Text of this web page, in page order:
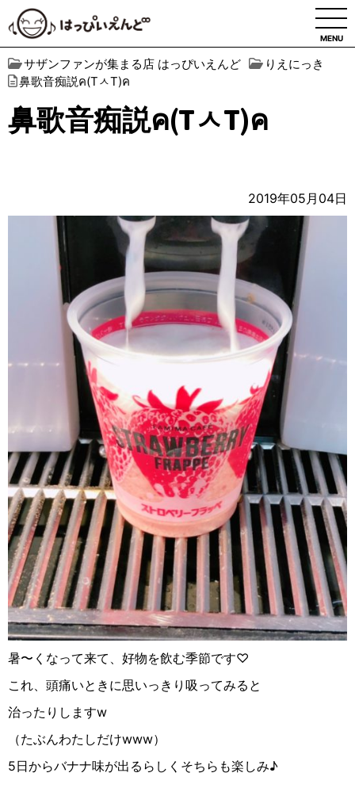
MENU
サザンファンが集まる店 はっぴいえんど
りえにっき
鼻歌音痴説ค(TㅅT)ค
鼻歌音痴説ค(TㅅT)ค
2019年05月04日
暑〜くなって来て、好物を飲む季節です♡
これ、頭痛いときに思いっきり吸ってみると
治ったりしますw
（たぶんわたしだけwww）
5日からバナナ味が出るらしくそちらも楽しみ♪